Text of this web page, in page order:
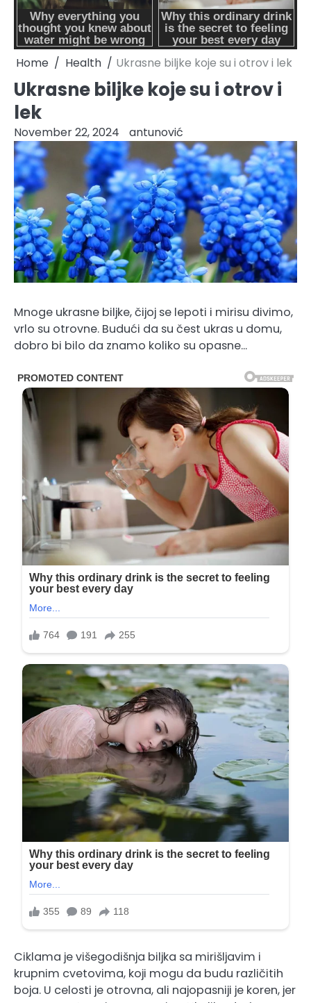
Home Health Ukrasne biljke koje su i otrov i lek
Ukrasne biljke koje su i otrov i
lek
November 22, 2024 antunović
Mnoge ukrasne biljke, čijoj se lepoti i mirisu divimo,
vrlo su otrovne. Budući da su čest ukras u domu,
dobro bi bilo da znamo koliko su opasne…
Ciklama je višegodišnja biljka sa mirišljavim i
krupnim cvetovima, koji mogu da budu različitih
boja. U celosti je otrovna, ali najopasniji je koren, jer